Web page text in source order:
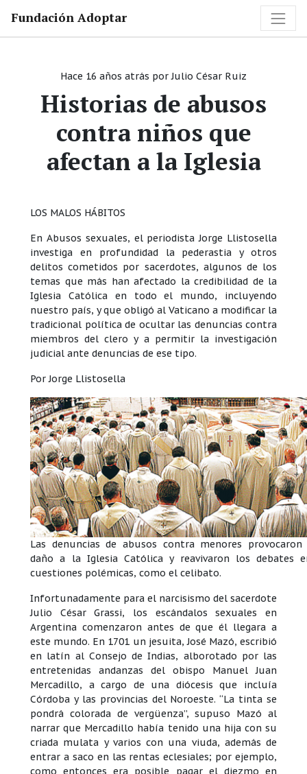
Fundación Adoptar
Hace 16 años atrás porJulio César Ruiz
Historias de abusos
contra niños que
afectan a la Iglesia
LOS MALOS HÁBITOS
En Abusos sexuales, el periodista Jorge Llistosella
investiga en profundidad la pederastia y otros
delitos cometidos por sacerdotes, algunos de los
temas que más han afectado la credibilidad de la
Iglesia Católica en todo el mundo, incluyendo
nuestro país, y que obligó al Vaticano a modificar la
tradicional política de ocultar las denuncias contra
miembros del clero y a permitir la investigación
judicial ante denuncias de ese tipo.
Por Jorge Llistosella
Las denuncias de abusos contra menores
daño a la Iglesia Católica y reavivaron los debates
cuestiones polémicas, como el celibato.
Infortunadamente para el narcisismo del sacerdote
Julio César Grassi, los escándalos sexuales en
Argentina comenzaron antes de que él llegara a
este mundo. En 1701 un jesuita, José Mazó, escribió
en latín al Consejo de Indias, alborotado por las
entretenidas andanzas del obispo Manuel Juan
Mercadillo, a cargo de una diócesis que incluía
Córdoba y las provincias del Noroeste. “La tinta se
pondrá colorada de vergüenza”, supuso Mazó al
narrar que Mercadillo había tenido una hija con su
criada mulata y varios con una viuda, además de
entrar a saco en las rentas eclesiales; por ejemplo,
como entonces era posible pagar el diezmo en